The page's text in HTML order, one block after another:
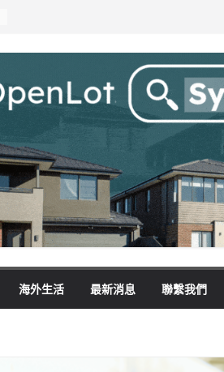
海外生活 最新消息 聯繫我們